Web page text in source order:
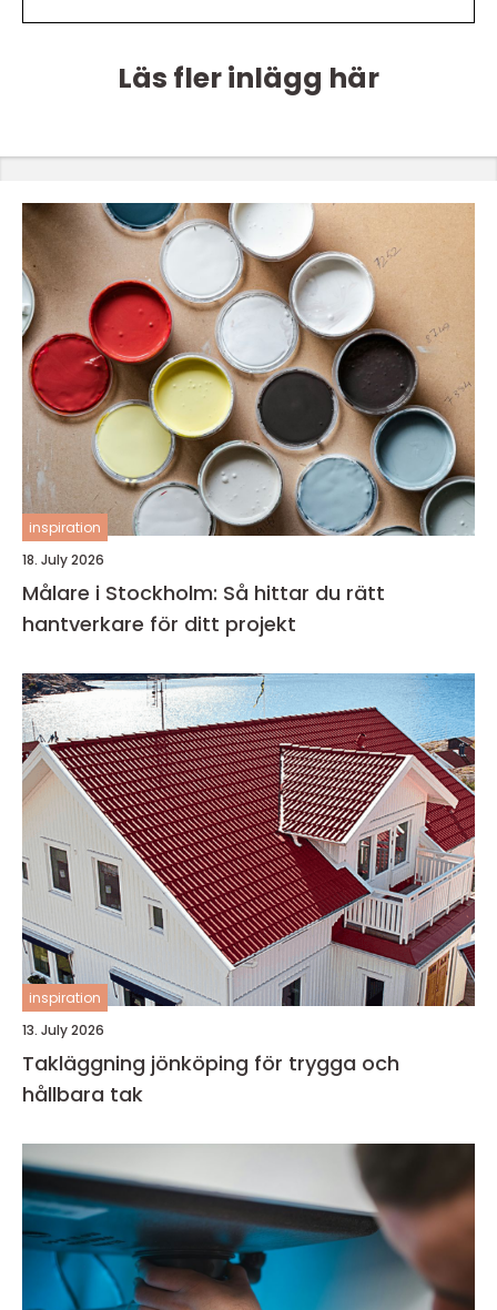
Läs fler inlägg här
inspiration
18. July 2026
Målare i Stockholm: Så hittar du rätt
hantverkare för ditt projekt
inspiration
13. July 2026
Takläggning jönköping för trygga och
hållbara tak